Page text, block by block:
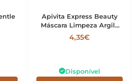
Apivita Express Beauty
Máscara Limpeza Argila
Rosa 8ml x2
4,35€
Disponível